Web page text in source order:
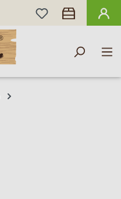
HAI 0 ARTICOLI